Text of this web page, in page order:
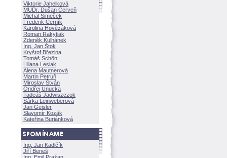
Viktorie Jahelkov
MUDr. Dušan Červeň
Michal Šimeček
Frederik Černík
Karolina Hovězákov
Roman Rakytiak
Zdeněk Kulhánek
Ing. Jan Štok
Kryštof Březina
Tomáš Schön
Liliana Lesiak
Alena Mautnerov
Martin Petruň
Miroslav Štván
Ondřej Unucka
Tadeáš Jadwiszczok
rka Leinweberov
Jan Geisler
Slavomír Kozák
Kateřina Buriánkov
Ing. Jan Kadlčík
Jiří Bene